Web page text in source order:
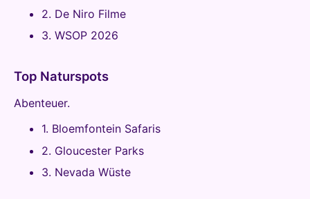
2. De Niro Filme
3. WSOP 2026
Top Naturspots
Abenteuer.
1. Bloemfontein Safaris
2. Gloucester Parks
3. Nevada Wüste